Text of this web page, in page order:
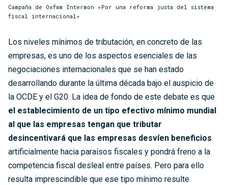
Campaña de Oxfam Intermon «Por una reforma justa del sistema
fiscal internacional»
Los niveles mínimos de tributación, en concreto de las
empresas, es uno de los aspectos esenciales de las
negociaciones internacionales que se han estado
desarrollando durante la última década bajo el auspicio de
la OCDE y el G20. La idea de fondo de este debate es que
el establecimiento de un tipo efectivo mínimo mundial
al que las empresas tengan que tributar
desincentivará que las empresas desvíen beneficios
artificialmente hacia paraísos fiscales y pondrá freno a la
competencia fiscal desleal entre países. Pero para ello
resulta imprescindible que ese tipo mínimo resulte